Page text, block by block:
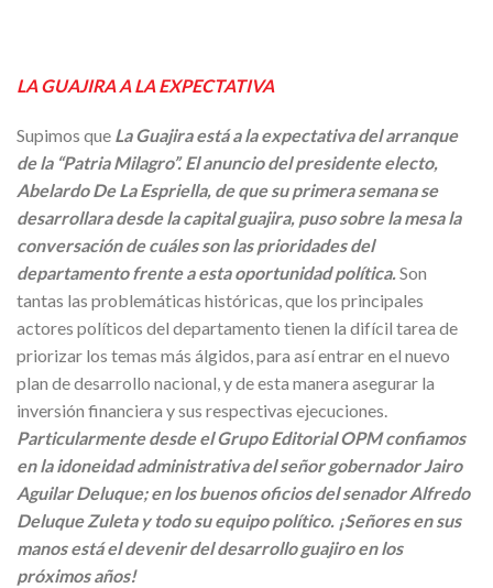
LA GUAJIRA A LA EXPECTATIVA
Supimos que La Guajira está a la expectativa del arranque
de la “Patria Milagro”. El anuncio del presidente electo,
Abelardo De La Espriella, de que su primera semana se
desarrollara desde la capital guajira, puso sobre la mesa la
conversación de cuáles son las prioridades del
departamento frente a esta oportunidad política.Son
tantas las problemáticas históricas, que los principales
actores políticos del departamento tienen la difícil tarea de
priorizar los temas más álgidos, para así entrar en el nuevo
plan de desarrollo nacional, y de esta manera asegurar la
inversión financiera y sus respectivas ejecuciones.
Particularmente desde el Grupo Editorial OPM confiamos
en la idoneidad administrativa del señor gobernador Jairo
Aguilar Deluque; en los buenos oficios del senador Alfredo
Deluque Zuleta y todo su equipo político. ¡Señores en sus
manos está el devenir del desarrollo guajiro en los
próximos años!